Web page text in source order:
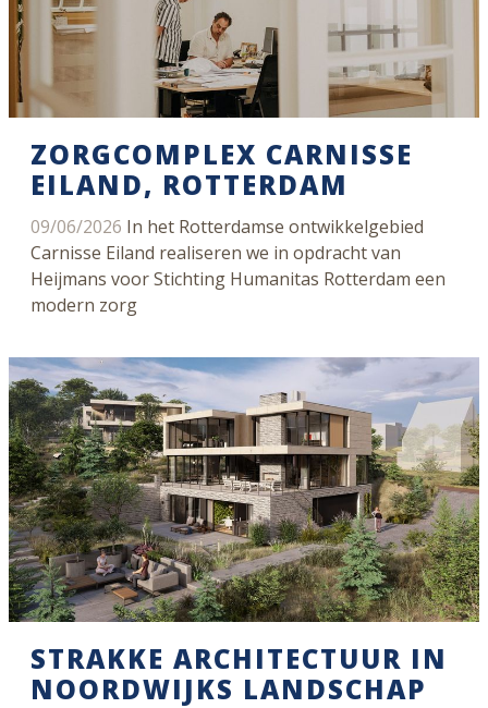
ZORGCOMPLEX CARNISSE
EILAND, ROTTERDAM
09/06/2026 In het Rotterdamse ontwikkelgebied
Carnisse Eiland realiseren we in opdracht van
Heijmans voor Stichting Humanitas Rotterdam een
modern zorg
STRAKKE ARCHITECTUUR IN
NOORDWIJKS LANDSCHAP